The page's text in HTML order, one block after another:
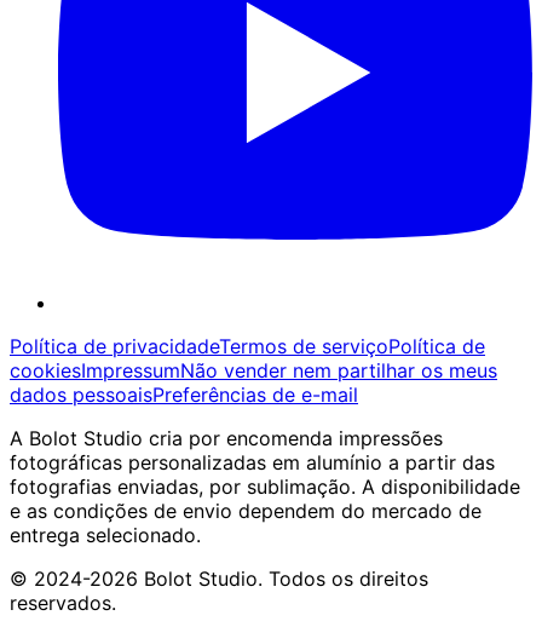
Política de privacidadeTermos de serviçoPolítica de
cookiesImpressumNão vender nem partilhar os meus
dados pessoaisPreferências de e-mail
A Bolot Studio cria por encomenda impressões
fotográficas personalizadas em alumínio a partir das
fotografias enviadas, por sublimação. A disponibilidade
e as condições de envio dependem do mercado de
entrega selecionado.
© 2024-2026 Bolot Studio. Todos os direitos
reservados.